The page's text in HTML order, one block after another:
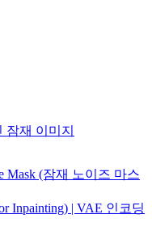
잠재 이미지
Mask (잠재 노이즈 마스
Inpainting) | VAE 인코딩